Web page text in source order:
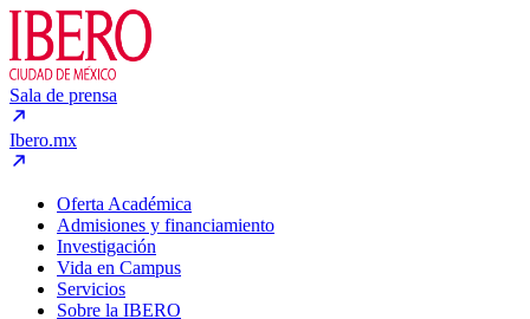
Sala de prensa
Ibero.mx
Oferta Académica
Admisiones y financiamiento
Investigación
Vida en Campus
Servicios
Sobre la IBERO